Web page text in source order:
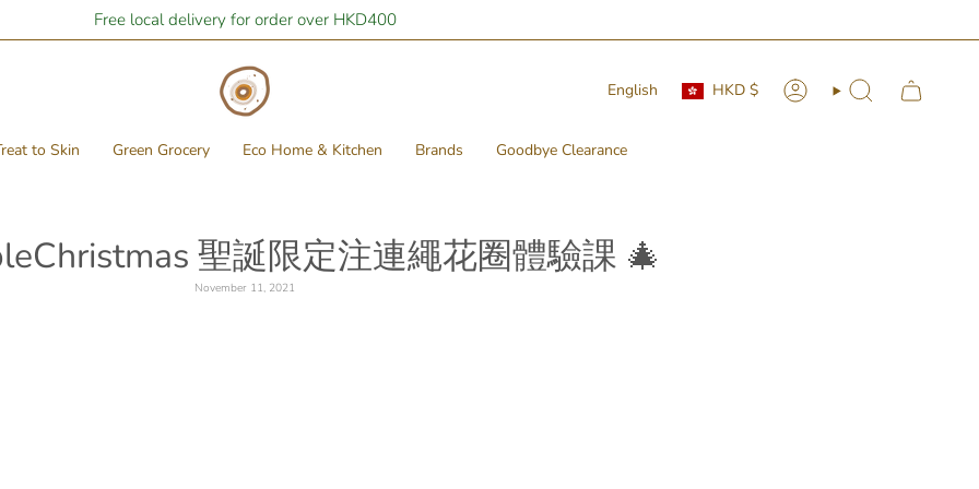
Free local delivery for order over HKD400
Language
English Currency
HKD $ Account Search
to Skin Green Grocery Eco Home & Kitchen Brands Goodbye Clearance
聖誕限定注連繩花圈體驗課 🎄
November 11, 2021